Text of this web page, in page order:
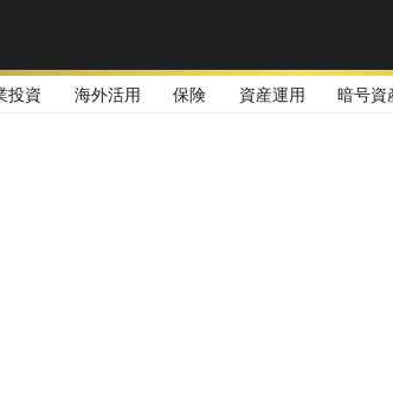
投資 海外活用 保険 資産運用 暗号資